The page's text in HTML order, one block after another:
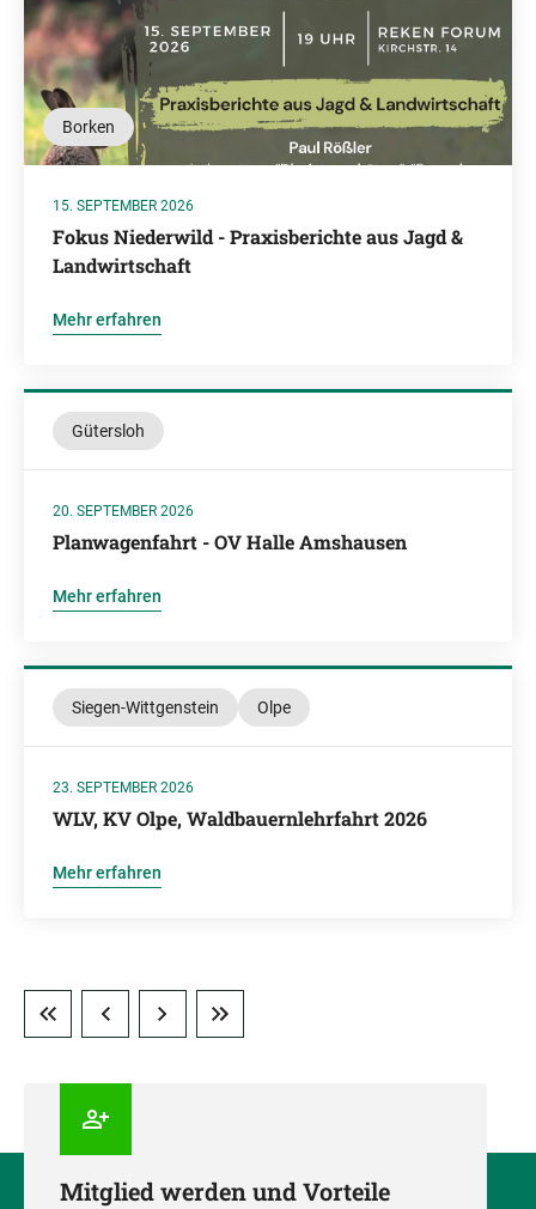
Borken
15. SEPTEMBER 2026
Fokus Niederwild - Praxisberichte aus Jagd &
Landwirtschaft
Mehr erfahren
Gütersloh
20. SEPTEMBER 2026
Planwagenfahrt - OV Halle Amshausen
Mehr erfahren
Siegen-Wittgenstein Olpe
23. SEPTEMBER 2026
WLV, KV Olpe, Waldbauernlehrfahrt 2026
Mehr erfahren
Mitglied werden und Vorteile